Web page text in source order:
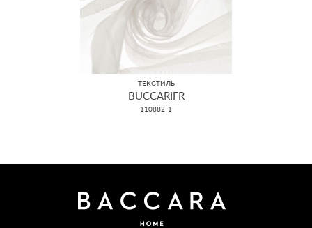
ТЕКСТИЛЬ
BUCCARIFR
110882-1